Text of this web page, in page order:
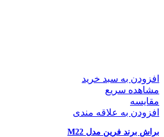
افزودن به سبد خرید
مشاهده سریع
مقایسه
افزودن به علاقه مندی
براش برند فرین مدل M22